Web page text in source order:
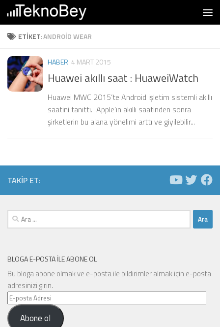
Skip to content
ETIKET:ANDROID WEAR
HABER 4 MART 2015
Huawei akıllı saat : HuaweiWatch
Huawei MWC 2015’te Android işletim sistemli akıllı
saatini tanıttı. Apple’ın akıllı saatinden sonra
şirketlerin bu alana yönelimi arttı ve giyilebilir...
TAKIP ET:
Arama:
BLOGA E-POSTA ILE ABONE OL
Bu bloga abone olmak ve e-posta ile bildirimler almak için e-posta
adresinizi girin.
E-
posta
AdresiAbone ol